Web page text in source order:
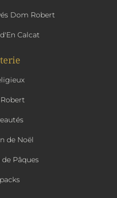
Dom Robert
Calcat
de Noël
Pâques